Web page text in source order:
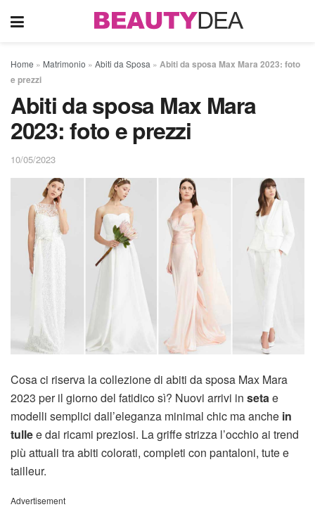
Home » Matrimonio » Abiti da Sposa » Abiti da sposa Max Mara 2023: foto
e prezzi
Abiti da sposa Max Mara
2023: foto e prezzi
10/05/2023
Cosa ci riserva la collezione di abiti da sposa Max Mara
2023 per il giorno del fatidico sì? Nuovi arrivi in seta e
modelli semplici dall’eleganza minimal chic ma anche in
tullee dai ricami preziosi. La griffe strizza l’occhio ai trend
più attuali tra abiti colorati, completi con pantaloni, tute e
tailleur.
Advertisement